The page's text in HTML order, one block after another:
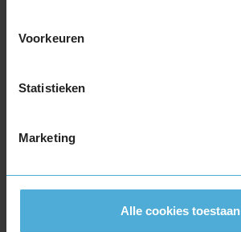
Voorkeuren
Statistieken
Marketing
Alle cookies toestaan
Item
3
16-inch banden
205/55R16 94V EXTRALOAD